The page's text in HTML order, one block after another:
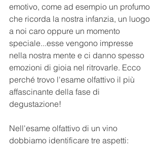
emotivo, come ad esempio un profumo
che ricorda la nostra infanzia, un luogo
a noi caro oppure un momento
speciale...esse vengono impresse
nella nostra mente e ci danno spesso
emozioni di gioia nel ritrovarle. Ecco
perché trovo l'esame olfattivo il più
affascinante della fase di
degustazione!
Nell'esame olfattivo di un vino
dobbiamo identificare tre aspetti: